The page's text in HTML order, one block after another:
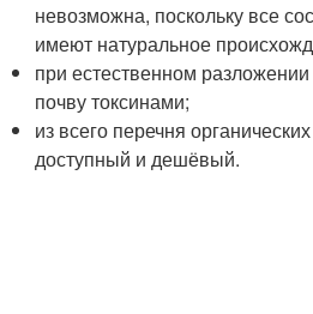
невозможна, поскольку все
имеют натуральное
при естественном
почву токсинами;
из всего перечня
доступный и дешёвый.